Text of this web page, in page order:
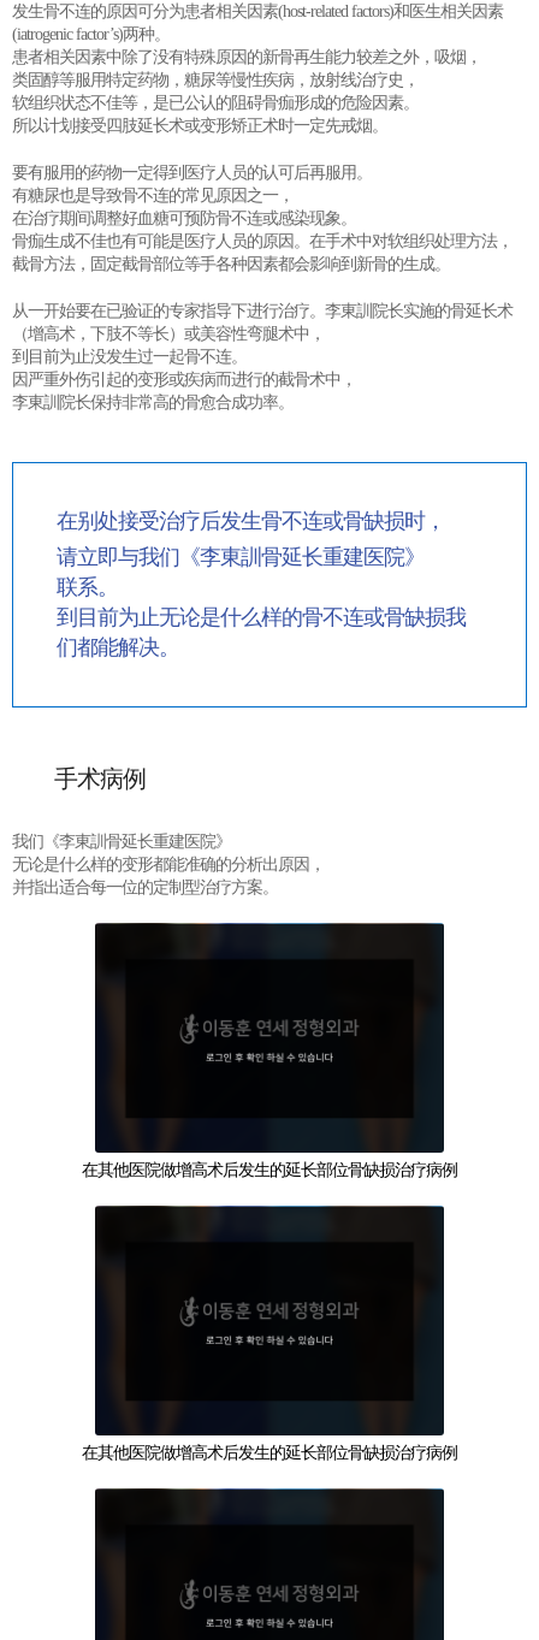
发生骨不连的原因可分为患者相关因素(host-related factors)和医生相关因素
(iatrogenic factor’s)两种。
患者相关因素中除了没有特殊原因的新骨再生能力较差之外，吸烟，
类固醇等服用特定药物，糖尿等慢性疾病，放射线治疗史，
软组织状态不佳等，是已公认的阻碍骨痂形成的危险因素。
所以计划接受四肢延长术或变形矫正术时一定先戒烟。
要有服用的药物一定得到医疗人员的认可后再服用。
有糖尿也是导致骨不连的常见原因之一，
在治疗期间调整好血糖可预防骨不连或感染现象。
骨痂生成不佳也有可能是医疗人员的原因。在手术中对软组织处理方法，
截骨方法，固定截骨部位等手各种因素都会影响到新骨的生成。
从一开始要在已验证的专家指导下进行治疗。李東訓院长实施的骨延长术
（增高术，下肢不等长）或美容性弯腿术中，
到目前为止没发生过一起骨不连。
因严重外伤引起的变形或疾病而进行的截骨术中，
李東訓院长保持非常高的骨愈合成功率。
在别处接受治疗后发生骨不连或骨缺损时，
请立即与我们《李東訓骨延长重建医院》
联系。
到目前为止无论是什么样的骨不连或骨缺损我
们都能解决。
手术病例
我们《李東訓骨延长重建医院》
无论是什么样的变形都能准确的分析出原因，
并指出适合每一位的定制型治疗方案。
在其他医院做增高术后发生的延长部位骨缺损治疗病例
在其他医院做增高术后发生的延长部位骨缺损治疗病例